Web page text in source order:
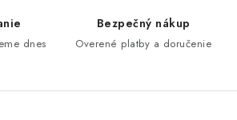
dnes
Bezpečný nákup
Overené platby a doručenie